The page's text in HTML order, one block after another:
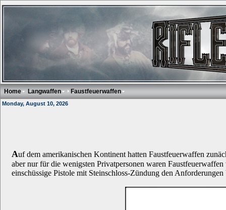
Home Langwaffen Faustfeuerwaffen
Monday, August 10, 2026
Auf dem amerikanischen Kontinent hatten Faustfeuerwaffen
aber nur für die wenigsten Privatpersonen waren
einschüssige Pistole mit Steinschloss-Zündung den